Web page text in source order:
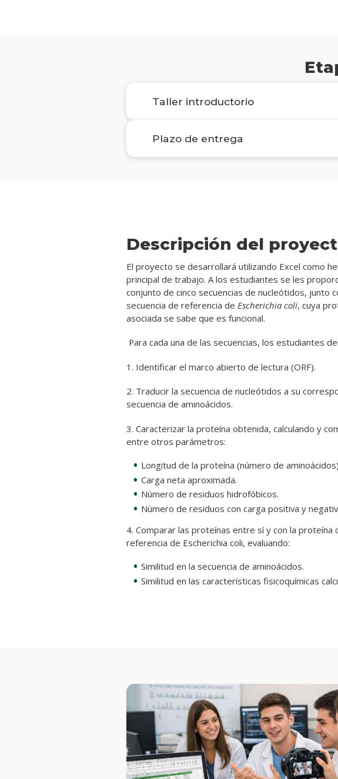
Taller introductorio
Plazo de entrega
Descripción del
El proyecto se desarrollará utilizando Excel como
principal de trabajo. A los estudiantes se les
conjunto de cinco secuencias de nucleótidos, junto
secuencia de referencia de Escherichia coli, cuya
asociada se sabe que es funcional.
Para cada una de las secuencias, los estudiantes
1. Identificar el marco abierto de lectura (ORF).
2. Traducir la secuencia de nucleótidos a su
secuencia de aminoácidos.
3. Caracterizar la proteína obtenida, calculando y
entre otros parámetros:
Longitud de la proteína (número de
Carga neta aproximada.
Número de residuos hidrofóbicos.
Número de residuos con carga positiva y
4. Comparar las proteínas entre sí y con la proteína
referencia de Escherichia coli, evaluando:
Similitud en la secuencia de aminoácidos.
Similitud en las características fisicoquímicas